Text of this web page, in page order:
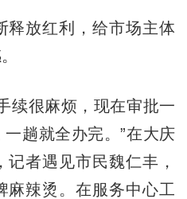
放红利，给市场主体
很麻烦，现在审批一
趟就全办完。”在大庆
者遇见市民魏仁丰，
麻辣烫。在服务中心工